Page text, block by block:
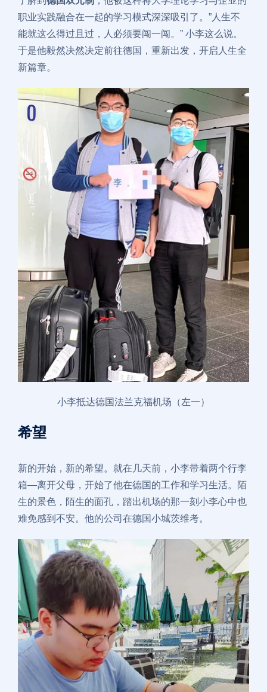
职业实践融合在一起的学习模式深深吸引了。”人生不
能就这么得过且过，人必须要闯一闯。” 小李这么说。
于是他毅然决然决定前往德国，重新出发，开启人生全
新篇章。
小李抵达德国法兰克福机场（左一）
希望
新的开始，新的希望。就在几天前，小李带着两个行李
箱—离开父母，开始了他在德国的工作和学习生活。陌
生的景色，陌生的面孔，踏出机场的那一刻小李心中也
难免感到不安。他的公司在德国小城茨维考。